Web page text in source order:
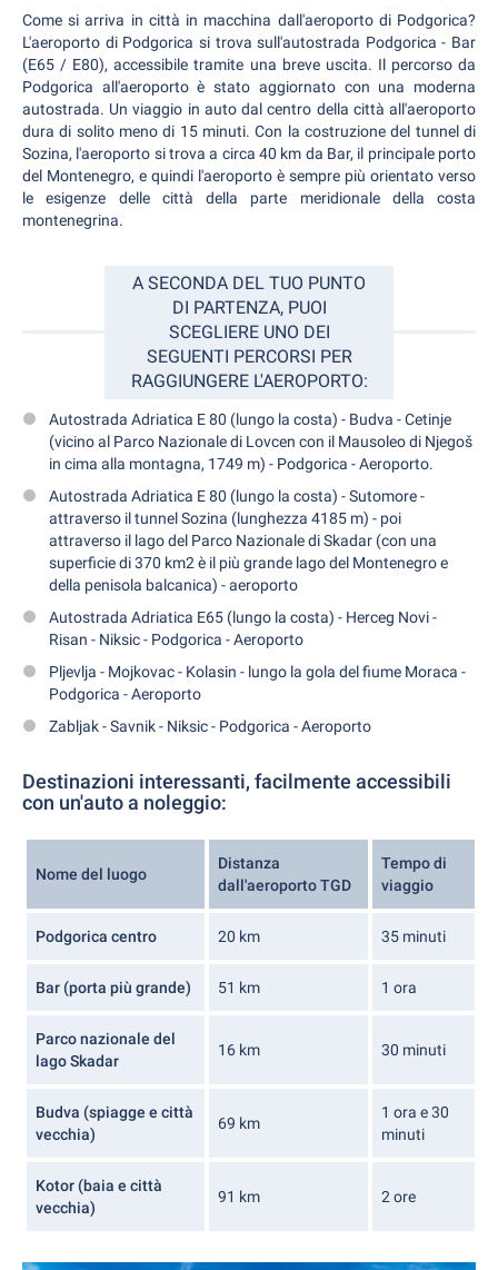
Come si arriva in città in macchina dall'aeroporto di Podgorica?
L'aeroporto di Podgorica si trova sull'autostrada Podgorica - Bar
(E65 / E80), accessibile tramite una breve uscita. Il percorso da
Podgorica all'aeroporto è stato aggiornato con una moderna
autostrada. Un viaggio in auto dal centro della città all'aeroporto
dura di solito meno di 15 minuti. Con la costruzione del tunnel di
Sozina, l'aeroporto si trova a circa 40 km da Bar, il principale porto
del Montenegro, e quindi l'aeroporto è sempre più orientato verso
le esigenze delle città della parte meridionale della costa
montenegrina.
A SECONDA DEL TUO PUNTO
DI PARTENZA, PUOI
SCEGLIERE UNO DEI
SEGUENTI PERCORSI PER
RAGGIUNGERE L'AEROPORTO:
Autostrada Adriatica E 80 (lungo la costa) - Budva - Cetinje
(vicino al Parco Nazionale di Lovcen con il Mausoleo di Njegoš
in cima alla montagna, 1749 m) - Podgorica - Aeroporto.
Autostrada Adriatica E 80 (lungo la costa) - Sutomore -
attraverso il tunnel Sozina (lunghezza 4185 m) - poi
attraverso il lago del Parco Nazionale di Skadar (con una
superficie di 370 km2 è il più grande lago del Montenegro e
della penisola balcanica) - aeroporto
Autostrada Adriatica E65 (lungo la costa) - Herceg Novi -
Risan - Niksic - Podgorica - Aeroporto
Pljevlja - Mojkovac - Kolasin - lungo la gola del fiume Moraca -
Podgorica - Aeroporto
Zabljak - Savnik - Niksic - Podgorica - Aeroporto
Destinazioni interessanti, facilmente accessibili
con un'auto a noleggio:
Nome del luogo
Distanza
dall'aeroporto TGD
Tempo di
viaggio
Podgorica centro 20 km 35 minuti
Bar (porta più grande) 51 km 1 ora
Parco nazionale del
lago Skadar
16 km 30 minuti
Budva (spiagge e città
vecchia)
69 km
1 ora e 30
minuti
Kotor (baia e città
vecchia)
91 km 2 ore